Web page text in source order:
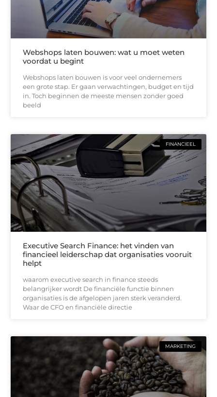
Webshops laten bouwen: wat u moet weten
voordat u begint
Webshops laten bouwen is voor veel ondernemers
een grote stap. Er gaan verwachtingen, budget en tijd
in. Toch beginnen de meeste mensen zonder goed
beeld
FINANCIEEL
Executive Search Finance: het vinden van
financieel leiderschap dat organisaties vooruit
helpt
waarom executive search in finance steeds
belangrijker wordt De financiële functie binnen
organisaties is de afgelopen jaren sterk veranderd.
Waar de CFO en financiële directie
MARKETING